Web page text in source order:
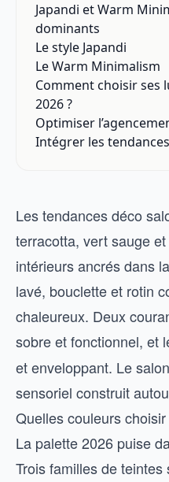
Japandi et Warm
dominants
Le style Japandi
Le Warm Minimalism
Comment choisir ses
2026 ?
Optimiser
Intégrer les
Les tendances déco
terracotta, vert sauge
intérieurs ancrés dans
lavé, bouclette et rotin
chaleureux. Deux
sobre et fonctionnel, et
et enveloppant. Le
sensoriel construit
Quelles couleurs
La palette 2026 puise
Trois familles de